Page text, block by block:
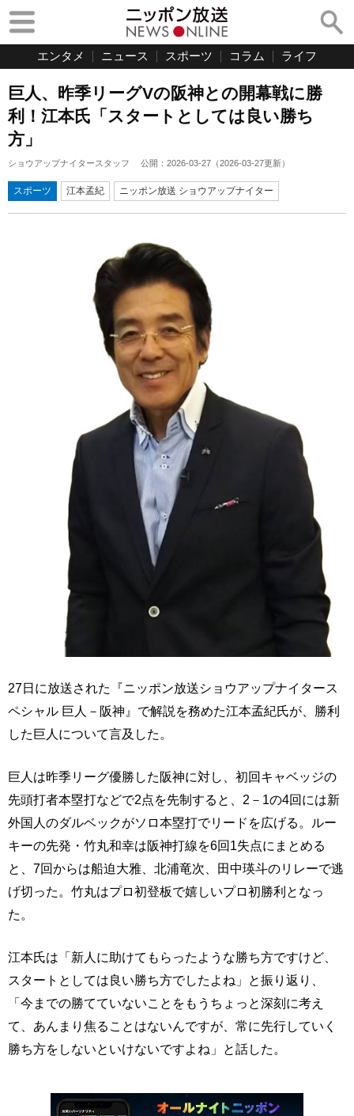
エンタメ ニュース スポーツ コラム ライフ
巨人、昨季リーグVの阪神との開幕戦に勝
利！江本氏「スタートとしては良い勝ち
方」
ショウアップナイタースタッフ 公開： 2026-03-27 （2026-03-27更新）
スポーツ 江本孟紀 ニッポン放送 ショウアップナイター
27日に放送された『ニッポン放送ショウアップナイタース
ペシャル 巨人－阪神』で解説を務めた江本孟紀氏が、勝利
した巨人について言及した。
巨人は昨季リーグ優勝した阪神に対し、初回キャベッジの
先頭打者本塁打などで2点を先制すると、2－1の4回には新
外国人のダルベックがソロ本塁打でリードを広げる。ルー
キーの先発・竹丸和幸は阪神打線を6回1失点にまとめる
と、7回からは船迫大雅、北浦竜次、田中瑛斗のリレーで逃
げ切った。竹丸はプロ初登板で嬉しいプロ初勝利となっ
た。
江本氏は「新人に助けてもらったような勝ち方ですけど、
スタートとしては良い勝ち方でしたよね」と振り返り、
「今までの勝てていないことをもうちょっと深刻に考え
て、あんまり焦ることはないんですが、常に先行していく
勝ち方をしないといけないですよね」と話した。